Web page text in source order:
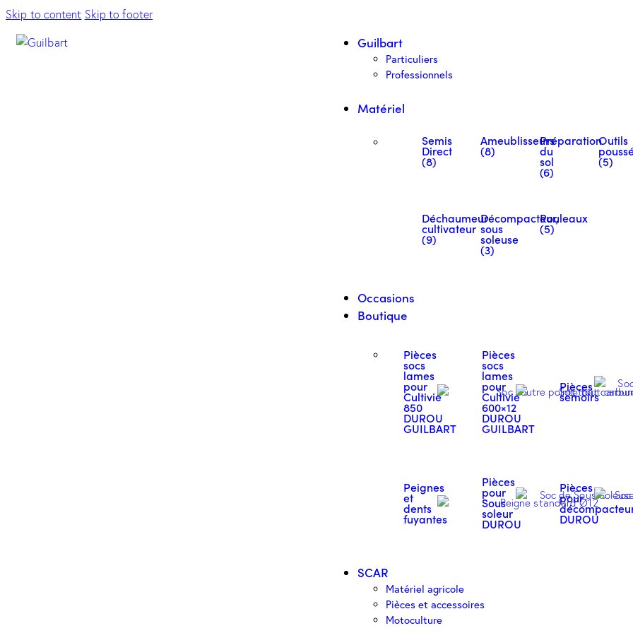
Skip to content Skip to footer
Guilbart
Particuliers
Professionnels
Matériel
Semis
Direct
(8)
Ameublisseurs
(8)
Préparation
du
sol
(6)
Outils
(5)
Déchaumeur
cultivateur
(9)
Décompacteur,
sous
soleuse
(3)
Rouleaux
(5)
Occasions
Boutique
Pièces
socs
lames
pour
Cultivie
850
DUROU
GUILBART
Pièces
socs
lames
pour
Cultivie
600×12
DUROU
GUILBART
Pièces
semoirs
Peignes
et
dents
fuyantes
Pièces
pour
Sous
soleur
DUROU
Pièces
pour
DUROU
SCAR
Matériel agricole
Pièces et accessoires
Motoculture